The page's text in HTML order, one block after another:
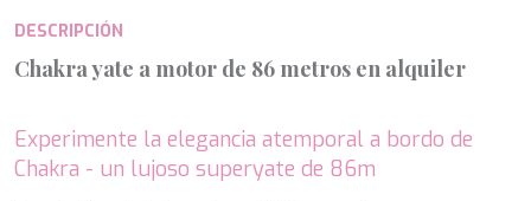
DESCRIPCIÓN
Chakra yate a motor de 86 metros en alquiler
Experimente la elegancia atemporal a bordo de
Chakra - un lujoso superyate de 86m
ARION
ASLEC 4
ATLANTIC
B.A.13
B4